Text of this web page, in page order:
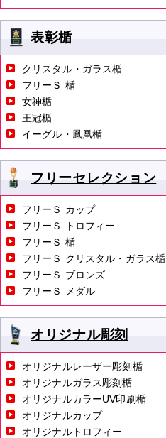
表彰楯
クリスタル・ガラス楯
フリーＳ 楯
女神楯
王冠楯
イーグル・鳳凰楯
フリーセレクション
フリーＳ カップ
フリーＳ トロフィー
フリーＳ 楯
フリーＳ クリスタル・ガラス楯
フリーＳ ブロンズ
フリーＳ メダル
オリジナル彫刻
オリジナルレーザー彫刻楯
オリジナルガラス彫刻楯
オリジナルカラーUV印刷楯
オリジナルカップ
オリジナルトロフィー